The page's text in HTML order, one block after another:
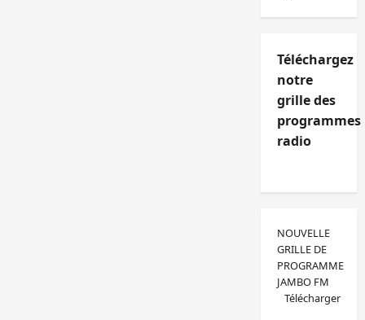
Téléchargez
notre
grille des
programmes
radio
NOUVELLE
GRILLE DE
PROGRAMME
JAMBO FM
Télécharger